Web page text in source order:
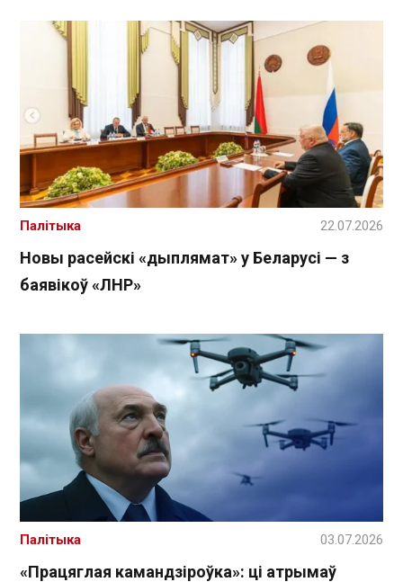
Новы расейскі «дыплямат» у Беларусі — з
баявікоў «ЛНР»
Палітыка 22.07.2026
«Працяглая камандзіроўка»: ці атрымаў
Палітыка 03.07.2026